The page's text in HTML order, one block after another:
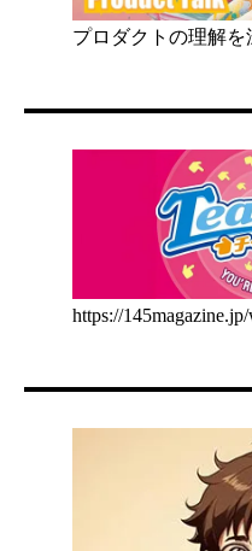
プロダクトの理解を
https://